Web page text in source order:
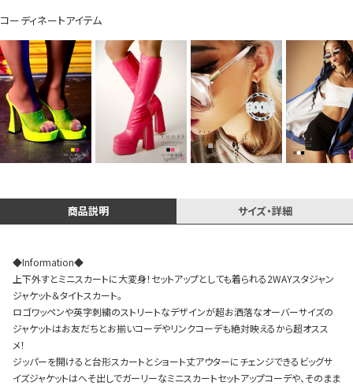
Instagram LIVE items
イベント一覧
コーディネートアイテム
商品説明 サイズ・詳細
◆Information◆
上下外すとミニスカートに大変身！セットアップとしても着られる2WAYスタジャン
ジャケット＆タイトスカート。
ロゴワッペンや英字刺繍のストリートなデザインが超お洒落なオーバーサイズの
ジャケットはお友だちとお揃いコーデやリンクコーデも絶対映えるから超オスス
メ！
ジッパーを開けると台形スカートとショート丈アウターにチェンジできるビッグサ
イズジャケットはへそ出しでガーリーなミニスカートセットアップコーデや、そのまま